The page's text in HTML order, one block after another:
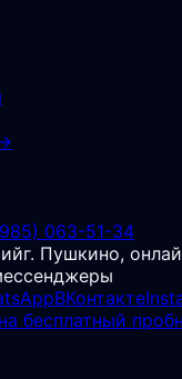
063-51-34
г. Пушкино,
ВКонтакте
бесплатный